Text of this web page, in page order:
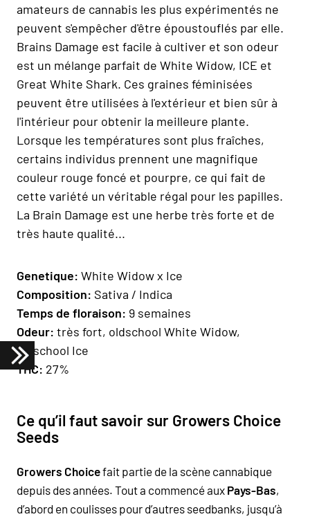
amateurs de cannabis les plus expérimentés ne
peuvent s'empêcher d'être époustouflés par elle.
Brains Damage est facile à cultiver et son odeur
est un mélange parfait de White Widow, ICE et
Great White Shark. Ces graines féminisées
peuvent être utilisées à l'extérieur et bien sûr à
l'intérieur pour obtenir la meilleure plante.
Lorsque les températures sont plus fraîches,
certains individus prennent une magnifique
couleur rouge foncé et pourpre, ce qui fait de
cette variété un véritable régal pour les papilles.
La Brain Damage est une herbe très forte et de
très haute qualité...
Genetique: White Widow x Ice
Composition: Sativa / Indica
Temps de floraison: 9 semaines
Odeur: très fort, oldschool White Widow,
oldschool Ice
THC: 27%
Ce qu’il faut savoir sur Growers Choice
Seeds
Growers Choicefait partie de la scène cannabique
depuis des années. Tout a commencé aux Pays-Bas,
d’abord en coulisses pour d’autres seedbanks, jusqu’à